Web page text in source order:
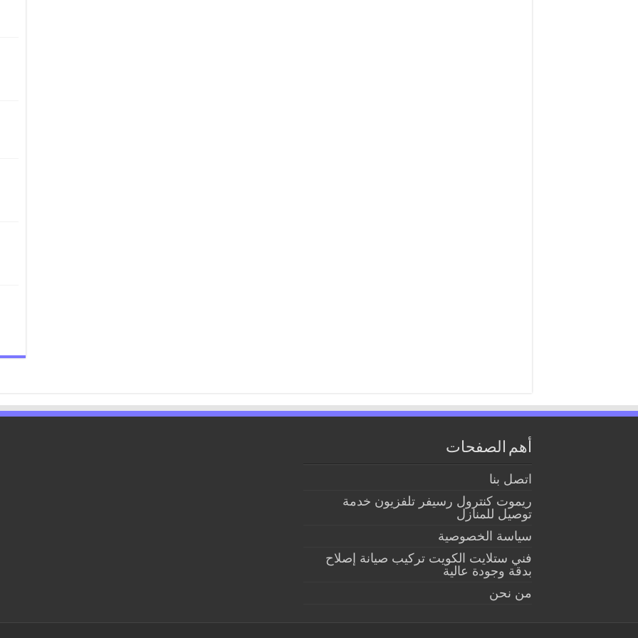
أهم الصفحات
اتصل بنا
ريموت كنترول رسيفر تلفزيون خدمة
توصيل للمنازل
سياسة الخصوصية
فني ستلايت الكويت تركيب صيانة إصلاح
بدقة وجودة عالية
من نحن